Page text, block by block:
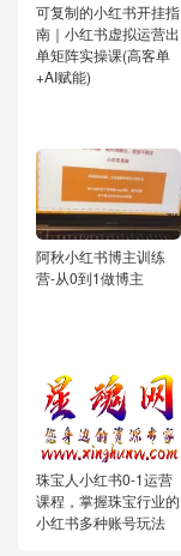
可复制的小红书开挂指
南｜小红书虚拟运营出
单矩阵实操课(高客单
+AI赋能)
阿秋小红书博主训练
营-从0到1做博主
珠宝人小红书0-1运营
课程，掌握珠宝行业的
小红书多种账号玩法